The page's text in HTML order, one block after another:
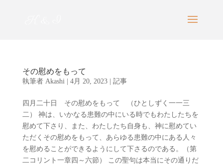
その慰めをもって
執筆者 Akashi| 4月 20, 2023| 記事
四月二十日 その慰めをもって （ひとしずく一一三
二） 神は、いかなる患難の中にいる時でもわたしたちを
慰めて下さり、また、わたしたち自身も、神に慰めてい
ただくその慰めをもって、あらゆる患難の中にある人々
を慰めることができるようにして下さるのである。（第
二コリント一章四～六節） この聖句は本当にその通りだ